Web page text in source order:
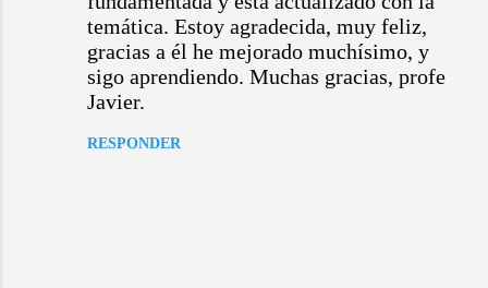
temática. Estoy agradecida, muy feliz,
gracias a él he mejorado muchísimo, y
sigo aprendiendo. Muchas gracias, profe
Javier.
RESPONDER